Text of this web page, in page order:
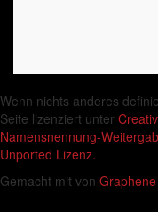
Wenn nichts anderes
Seite lizenziert unter
Namensnennung-
Unported Lizenz.
Gemacht mit von